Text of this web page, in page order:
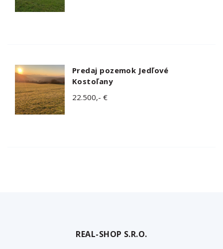
Predaj pozemok Jedľové
Kostoľany
22.500,- €
REAL-SHOP S.R.O.